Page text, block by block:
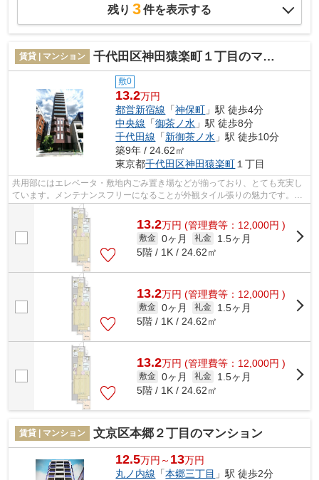
残り 3件を表示する
賃貸 | マンション 千代田区神田猿楽町１丁目のマンション
敷0
13.2万円
都営新宿線 「神保町 」駅 徒歩4分
中央線 「御茶ノ水 」駅 徒歩8分
千代田線 「新御茶ノ水 」駅 徒歩10分
築9年 / 24.62㎡
東京都千代田区神田猿楽町 １丁目
共用部にはエレベータ・敷地内ごみ置き場などが揃っており、とても充実し
ています。メンテナンスフリーになることが外観タイル張りの魅力です。地
上13階建てで景色も良く、多数のお問...
13.2万円 (管理費等：12,000円 )
敷金 0ヶ月 礼金
1.5ヶ月
5階 / 1K / 24.62㎡
13.2万円 (管理費等：12,000円 )
敷金 0ヶ月 礼金
1.5ヶ月
5階 / 1K / 24.62㎡
13.2万円 (管理費等：12,000円 )
敷金 0ヶ月 礼金
1.5ヶ月
5階 / 1K / 24.62㎡
賃貸 | マンション 文京区本郷２丁目のマンション
12.5万円～ 13万円
丸ノ内線 「本郷三丁目 」駅 徒歩2分